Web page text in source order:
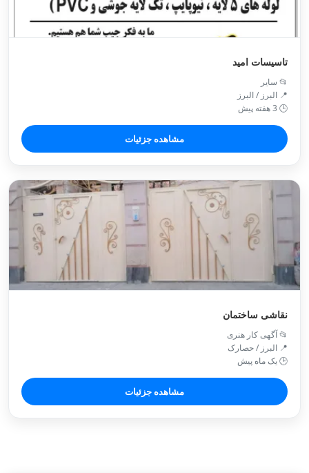
تاسیسات امید
📂 سایر
📍 البرز / البرز
🕒 3 هفته پیش
مشاهده جزئیات
نقاشی ساختمان
📂 آگهی کار هنری
📍 البرز / حصارک
🕒 یک ماه پیش
مشاهده جزئیات